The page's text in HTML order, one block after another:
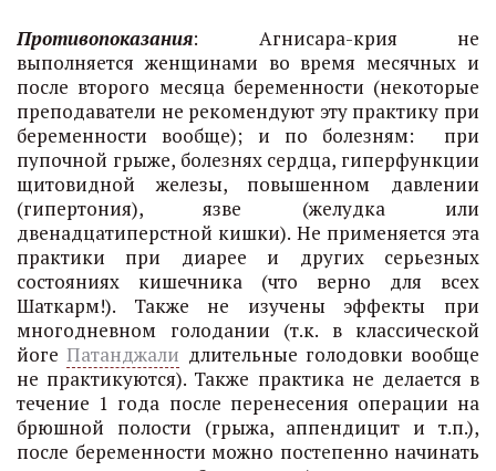
Противопоказания: Агнисара-крия не
выполняется женщинами во время месячных и
после второго месяца беременности (некоторые
преподаватели не рекомендуют эту практику при
беременности вообще); и по болезням: при
пупочной грыже, болезнях сердца, гиперфункции
щитовидной железы, повышенном давлении
(гипертония), язве (желудка или
двенадцатиперстной кишки). Не применяется эта
практики при диарее и других серьезных
состояниях кишечника (что верно для всех
Шаткарм!). Также не изучены эффекты при
многодневном голодании (т.к. в классической
йогеПатанджали длительные голодовки вообще
не практикуются). Также практика не делается в
течение 1 года после перенесения операции на
брюшной полости (грыжа, аппендицит и т.п.),
после беременности можно постепенно начинать